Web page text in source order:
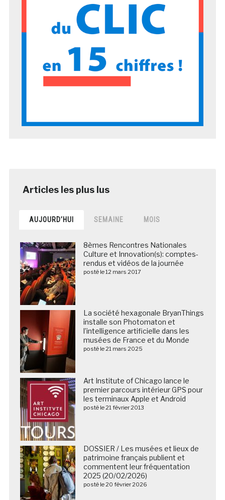
AUJOURD’HUI SEMAINE MOIS
8èmes Rencontres Nationales
Culture et Innovation(s): comptes-
rendus et vidéos de la journée
posté le 12 mars 2017
La société hexagonale BryanThings
installe son Photomaton et
l’intelligence artificielle dans les
musées de France et du Monde
posté le 21 mars 2025
Art Institute of Chicago lance le
premier parcours intérieur GPS pour
les terminaux Apple et Android
posté le 21 février 2013
DOSSIER / Les musées et lieux de
patrimoine français publient et
commentent leur fréquentation
2025 (20/02/2026)
posté le 20 février 2026